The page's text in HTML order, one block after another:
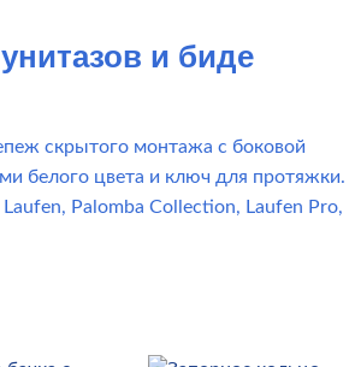
и биде
скрытого монтажа с боковой
белого цвета и ключ для протяжки.
Palomba Collection, Laufen Pro,